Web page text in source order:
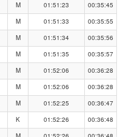
M 01:51:23
00:35:45
M 01:51:33
00:35:55
M 01:51:34
00:35:56
M 01:51:35
00:35:57
M 01:52:06
00:36:28
M 01:52:06
00:36:28
M 01:52:25
00:36:47
K 01:52:26
00:36:48